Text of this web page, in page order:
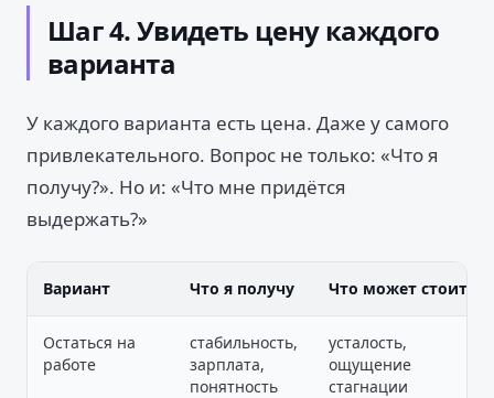
Шаг 4. Увидеть цену каждого
варианта
У каждого варианта есть цена. Даже у самого
привлекательного. Вопрос не только: «Что я
получу?». Но и: «Что мне придётся
выдержать?»
Вариант Что я получу Что может стоить
Остаться на
работе
стабильность,
зарплата,
понятность
усталость,
ощущение
стагнации